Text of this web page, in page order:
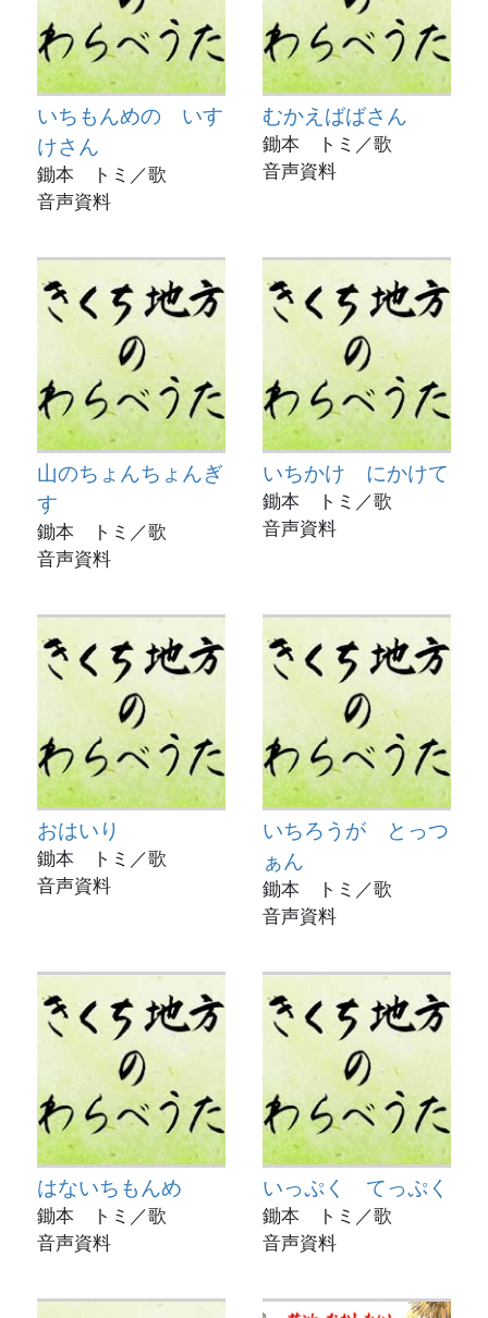
いちもんめの いす
けさん
鋤本 トミ／歌
音声資料
むかえばばさん
鋤本 トミ／歌
音声資料
山のちょんちょんぎ
す
鋤本 トミ／歌
音声資料
いちかけ にかけて
鋤本 トミ／歌
音声資料
おはいり
鋤本 トミ／歌
音声資料
いちろうが とっつ
ぁん
鋤本 トミ／歌
音声資料
はないちもんめ
鋤本 トミ／歌
音声資料
いっぷく てっぷく
鋤本 トミ／歌
音声資料